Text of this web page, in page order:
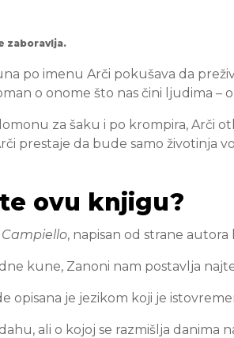
zaboravlja.
po imenu Arči pokušava da
o onome što nas čini ljudima –
za šaku i po krompira, Arči
prestaje da bude samo životinja
ovu knjigu?
Campiello, napisan od strane
kune, Zanoni nam postavlja
opisana je jezikom koji je
ali o kojoj se razmišlja danima